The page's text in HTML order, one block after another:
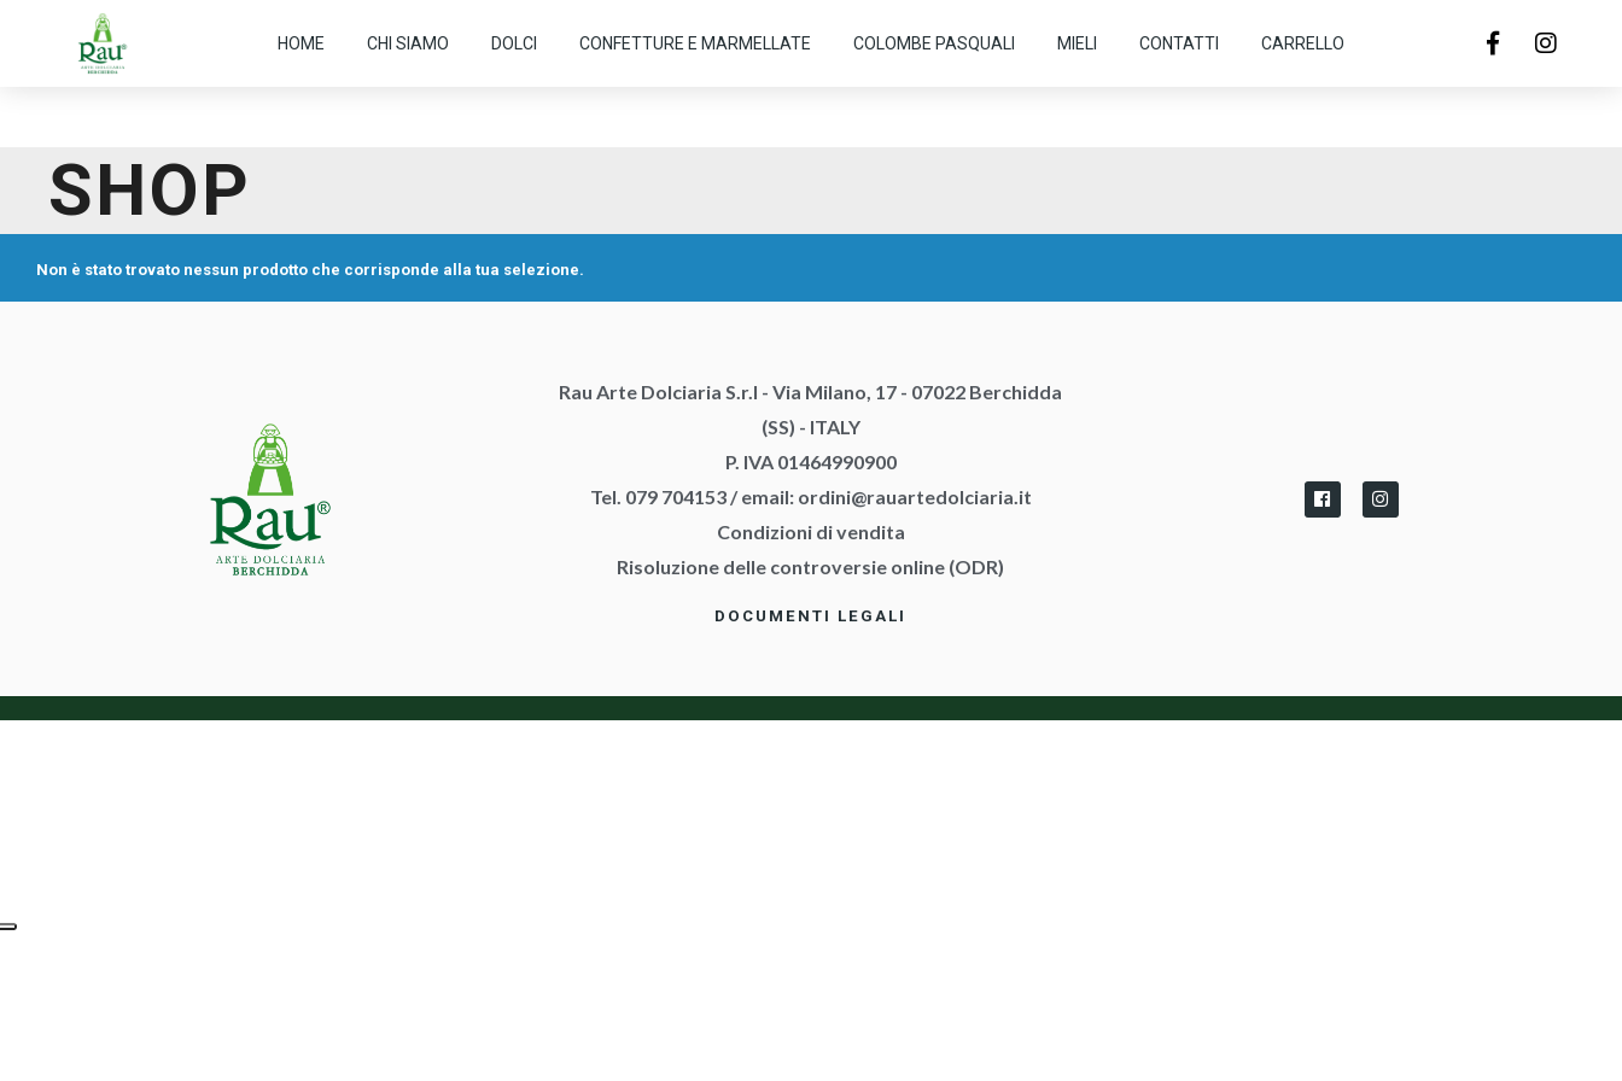
HOME CHI SIAMO DOLCI CONFETTURE E MARMELLATE COLOMBE PASQUALI MIELI CONTATTI CARRELLO
SHOP
Non è stato trovato nessun prodotto che corrisponde alla tua selezione.
Rau Arte Dolciaria S.r.l - Via Milano, 17 - 07022 Berchidda
(SS) - ITALY
P. IVA 01464990900
Tel. 079 704153/email: ordini@rauartedolciaria.it
Condizioni di vendita
Risoluzione delle controversie online (ODR)
DOCUMENTI LEGALI